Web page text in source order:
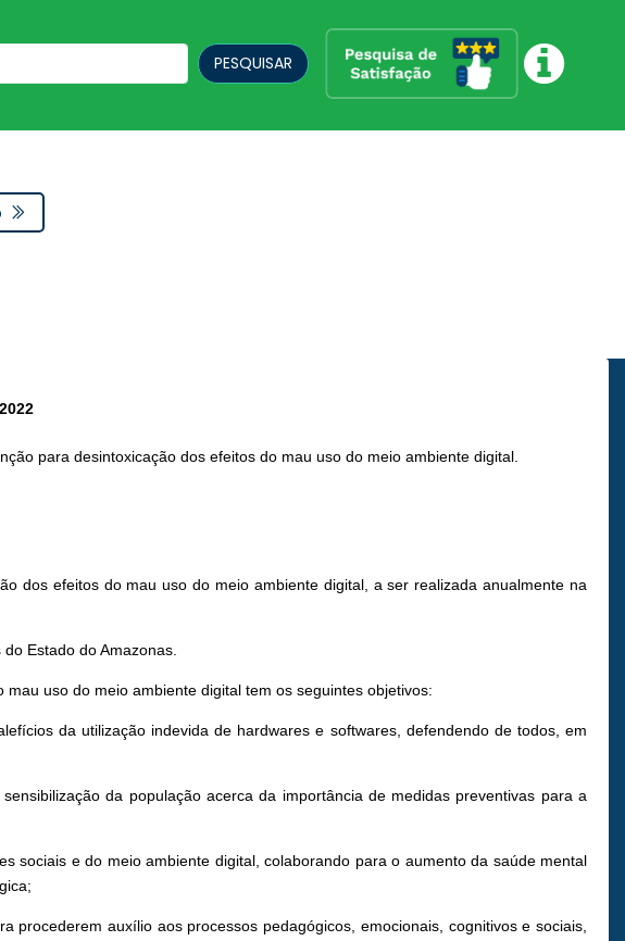
PESQUISAR
para desintoxicação dos efeitos do mau uso do meio ambiente digital.
dos efeitos do mau uso do meio ambiente digital, a ser realizada anualmente na
Estado do Amazonas.
uso do meio ambiente digital tem os seguintes objetivos:
da utilização indevida de hardwares e softwares, defendendo de todos, em
da população acerca da importância de medidas preventivas para a
sociais e do meio ambiente digital, colaborando para o aumento da saúde mental
auxílio aos processos pedagógicos, emocionais, cognitivos e sociais,